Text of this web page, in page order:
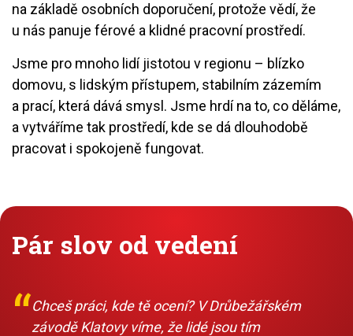
na základě osobních doporučení, protože vědí, že
u nás panuje férové a klidné pracovní prostředí.
Jsme pro mnoho lidí jistotou v regionu – blízko
domovu, s lidským přístupem, stabilním zázemím
a prací, která dává smysl. Jsme hrdí na to, co děláme,
a vytváříme tak prostředí, kde se dá dlouhodobě
pracovat i spokojeně fungovat.
Pár slov od vedení
Chceš práci, kde tě ocení? V Drůbežářském
závodě Klatovy víme, že lidé jsou tím